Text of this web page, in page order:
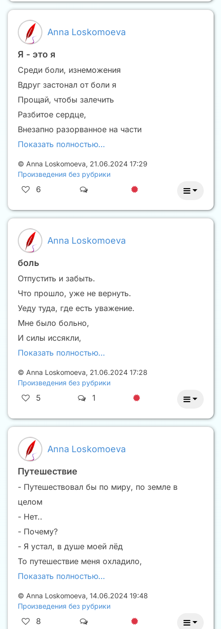
Anna Loskomoeva
Я - это я
Среди боли, изнеможения
Вдруг застонал от боли я
Прощай, чтобы залечить
Разбитое сердце,
Внезапно разорванное на части
Показать полностью…
© Anna Loskomoeva, 21.06.2024 17:29
Произведения без рубрики
6
Anna Loskomoeva
боль
Отпустить и забыть.
Что прошло, уже не вернуть.
Уеду туда, где есть уважение.
Мне было больно,
И силы иссякли,
Показать полностью…
© Anna Loskomoeva, 21.06.2024 17:28
Произведения без рубрики
5 1
Anna Loskomoeva
Путешествие
- Путешествовал бы по миру, по земле в
целом
- Нет..
- Почему?
- Я устал, в душе моей лёд
То путешествие меня охладило,
Показать полностью…
© Anna Loskomoeva, 14.06.2024 19:48
Произведения без рубрики
8